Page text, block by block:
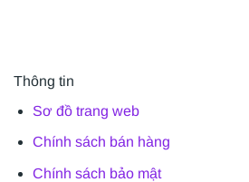
Thông tin
Sơ đồ trang web
Chính sách bán hàng
Chính sách bảo mật